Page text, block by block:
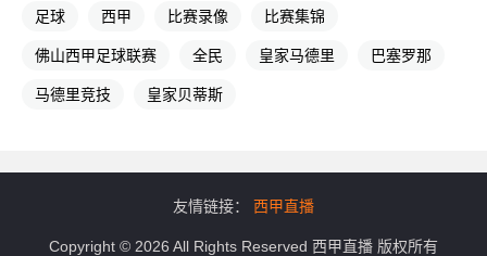
足球 西甲 比赛录像 比赛集锦
佛山西甲足球联赛 全民 皇家马德里 巴塞罗那
马德里竞技 皇家贝蒂斯
友情链接： 西甲直播
Copyright © 2026 All Rights Reserved 西甲直播 版权所有